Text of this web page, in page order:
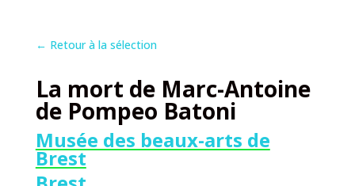
← Retour à la sélection
La mort de Marc-Antoine
de Pompeo Batoni
Musée des beaux-arts de
Brest